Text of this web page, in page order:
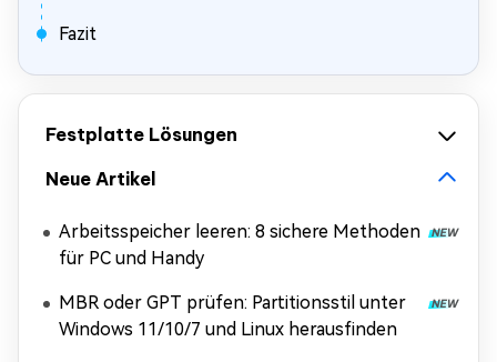
Fazit
Festplatte Lösungen
Neue Artikel
Arbeitsspeicher leeren: 8 sichere Methoden
für PC und Handy
MBR oder GPT prüfen: Partitionsstil unter
Windows 11/10/7 und Linux herausfinden